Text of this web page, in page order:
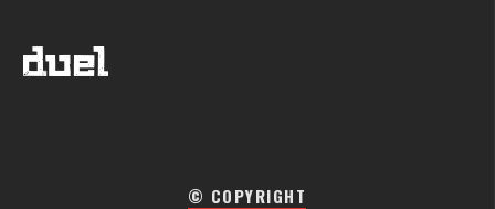
© COPYRIGHT